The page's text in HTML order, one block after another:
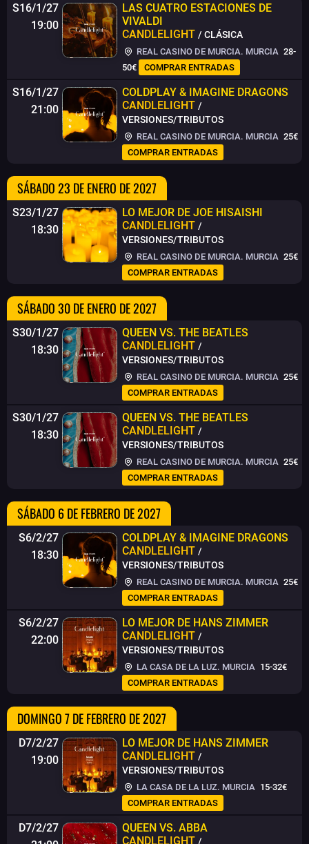
S16/1/27
19:00
LAS CUATRO ESTACIONES DE
VIVALDI
CANDLELIGHT / CLÁSICA
REAL CASINO DE MURCIA. MURCIA 28-
50€
COMPRAR ENTRADAS
S16/1/27
21:00
COLDPLAY & IMAGINE DRAGONS
CANDLELIGHT /
VERSIONES/TRIBUTOS
REAL CASINO DE MURCIA. MURCIA 25€
COMPRAR ENTRADAS
SÁBADO 23 DE ENERO DE 2027
S23/1/27
18:30
LO MEJOR DE JOE HISAISHI
CANDLELIGHT /
VERSIONES/TRIBUTOS
REAL CASINO DE MURCIA. MURCIA 25€
COMPRAR ENTRADAS
SÁBADO 30 DE ENERO DE 2027
S30/1/27
18:30
QUEEN VS. THE BEATLES
CANDLELIGHT /
VERSIONES/TRIBUTOS
REAL CASINO DE MURCIA. MURCIA 25€
COMPRAR ENTRADAS
S30/1/27
18:30
QUEEN VS. THE BEATLES
CANDLELIGHT /
VERSIONES/TRIBUTOS
REAL CASINO DE MURCIA. MURCIA 25€
COMPRAR ENTRADAS
SÁBADO 6 DE FEBRERO DE 2027
S6/2/27
18:30
COLDPLAY & IMAGINE DRAGONS
CANDLELIGHT /
VERSIONES/TRIBUTOS
REAL CASINO DE MURCIA. MURCIA 25€
COMPRAR ENTRADAS
S6/2/27
22:00
LO MEJOR DE HANS ZIMMER
CANDLELIGHT /
VERSIONES/TRIBUTOS
LA CASA DE LA LUZ. MURCIA 15-32€
COMPRAR ENTRADAS
DOMINGO 7 DE FEBRERO DE 2027
D7/2/27
19:00
LO MEJOR DE HANS ZIMMER
CANDLELIGHT /
VERSIONES/TRIBUTOS
LA CASA DE LA LUZ. MURCIA 15-32€
COMPRAR ENTRADAS
D7/2/27
QUEEN VS. ABBA
CANDLELIGHT /